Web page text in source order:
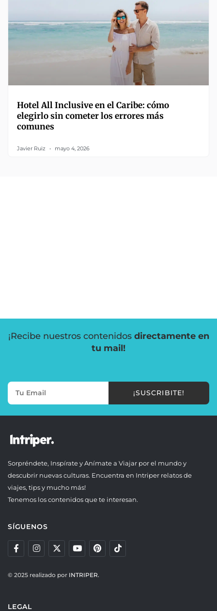
Hotel All Inclusive en el Caribe: cómo
elegirlo sin cometer los errores más
comunes
Javier Ruiz mayo 4, 2026
¡Recibe nuestros contenidos directamente en
tu mail!
¡SUSCRIBITE!
Sorpréndete, Inspírate y Anímate a Viajar por el mundo y
descubrir nuevas culturas. Encuentra en Intriper relatos de
viajes, tips y mucho más!
Tenemos los contenidos que te interesan.
SÍGUENOS
© 2025 realizado por INTRIPER.
LEGAL